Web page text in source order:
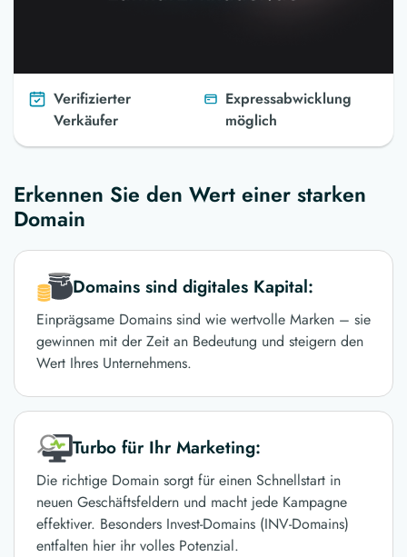
Verifizierter
Verkäufer
Expressabwicklung
möglich
Erkennen Sie den Wert einer starken
Domain
Domains sind digitales Kapital:
Einprägsame Domains sind wie wertvolle Marken – sie
gewinnen mit der Zeit an Bedeutung und steigern den
Wert Ihres Unternehmens.
Turbo für Ihr Marketing:
Die richtige Domain sorgt für einen Schnellstart in
neuen Geschäftsfeldern und macht jede Kampagne
effektiver. Besonders Invest-Domains (INV-Domains)
entfalten hier ihr volles Potenzial.